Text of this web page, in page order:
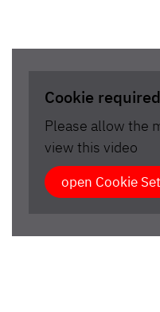
Cookie required
Please allow the
view this video
open Cookie